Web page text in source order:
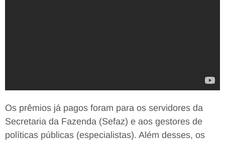
Os prêmios já pagos foram para os servidores da
Secretaria da Fazenda (Sefaz) e aos gestores de
políticas públicas (especialistas). Além desses, os